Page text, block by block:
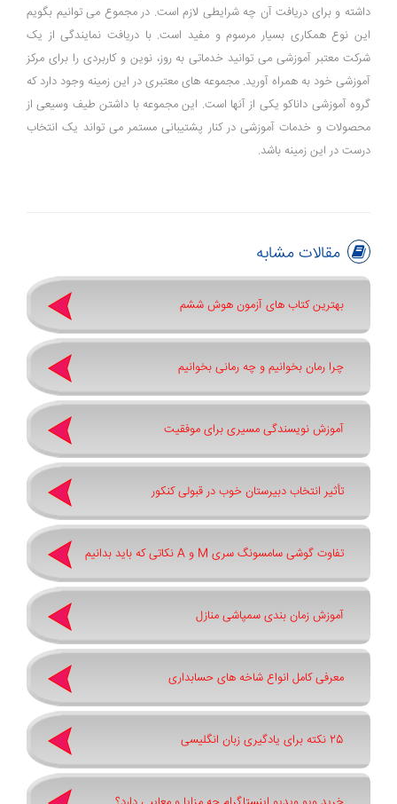
داشته و برای دریافت آن چه شرایطی لازم است. در مجموع می توانیم بگویم
این نوع همکاری بسیار مرسوم و مفید است. با دریافت نمایندگی از یک
شرکت معتبر آموزشی می توانید خدماتی به روز، نوین و کاربردی را برای مرکز
آموزشی خود به همراه آورید. مجموعه های معتبری در این زمینه وجود دارد که
گروه آموزشی داناکو یکی از آنها است. این مجموعه با داشتن طیف وسیعی از
محصولات و خدمات آموزشی در کنار پشتیبانی مستمر می تواند یک انتخاب
درست در این زمینه باشد.
مقالات مشابه
بهترین کتاب های آزمون هوش ششم
چرا رمان بخوانیم و چه رمانی بخوانیم
آموزش نویسندگی مسیری برای موفقیت
تأثیر انتخاب دبیرستان خوب در قبولی کنکور
تفاوت گوشی سامسونگ سری ‏M‏ و ‏A نکاتی که باید بدانیم
آموزش زمان بندی سمپاشی منازل
معرفی کامل انواع شاخه های حسابداری
25 نکته برای یادگیری زبان انگلیسی